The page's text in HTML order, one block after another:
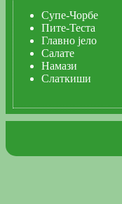
Супе-Чорбе
Пите-Теста
Главно јело
Салате
Намази
Слаткиши